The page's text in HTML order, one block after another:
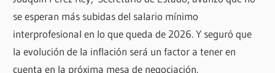
se esperan más subidas del salario mínimo
interprofesional en lo que queda de 2026. Y seguró que
la evolución de la inflación será un factor a tener en
cuenta en la próxima mesa de negociación.